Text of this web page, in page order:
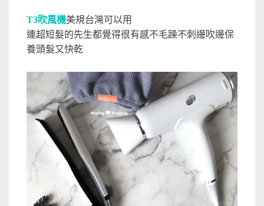
T3吹風機美規台灣可以用
連超短髮的先生都覺得很有感不毛躁不刺邊吹邊保
養頭髮又快乾